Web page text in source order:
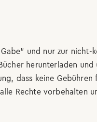
und nur zur nicht-
herunterladen
dass keine
Rechte vorbehalten